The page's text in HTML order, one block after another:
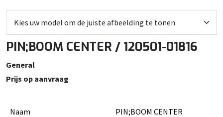
PIN;BOOM CENTER / 120501-01816
General
Prijs op aanvraag
Naam PIN;BOOM CENTER